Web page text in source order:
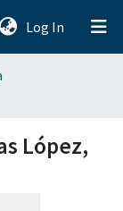
Log In (current)
López,